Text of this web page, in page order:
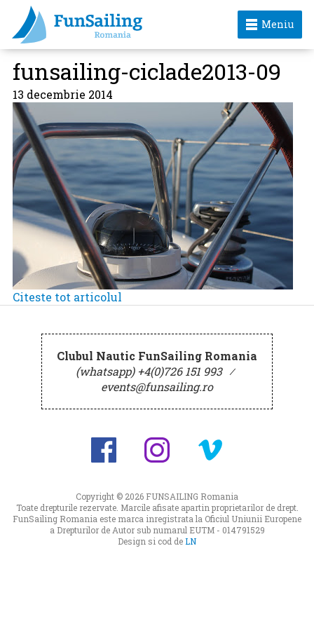
Meniu
funsailing-ciclade2013-09
13 decembrie 2014
Citeste tot articolul
Clubul Nautic FunSailing Romania
(whatsapp) +4(0)726 151 993 ⁄
events@funsailing.ro
Copyright © 2026 FUNSAILING Romania
Toate drepturile rezervate. Marcile afisate apartin proprietarilor de drept.
FunSailing Romania este marca inregistrata la Oficiul Uniunii Europene
a Drepturilor de Autor sub numarul EUTM - 014791529
Design si cod deLN